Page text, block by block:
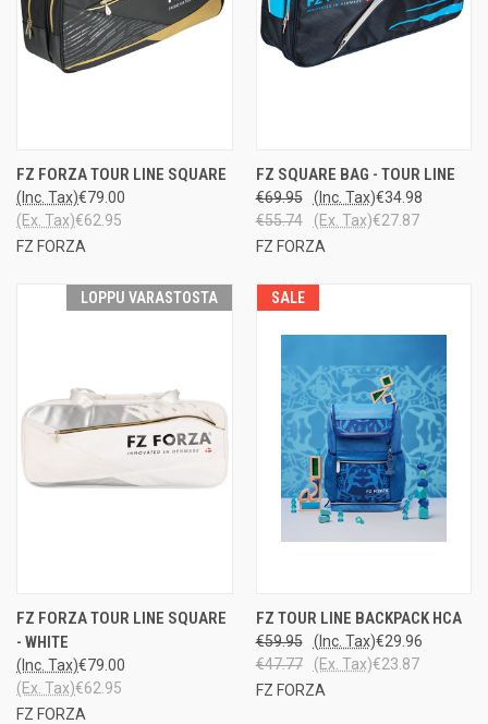
FZ FORZA TOUR LINE SQUARE
€79.00
(Inc. Tax)
€62.95
(Ex. Tax)
FZ FORZA
FZ SQUARE BAG - TOUR LINE
€69.95 €34.98
(Inc. Tax)
€55.74
€27.87
(Ex. Tax)
FZ FORZA
LOPPU VARASTOSTA
FZ FORZA TOUR LINE SQUARE
- WHITE
€79.00
(Inc. Tax)
€62.95
(Ex. Tax)
FZ FORZA
SALE
FZ TOUR LINE BACKPACK HCA
€59.95 €29.96
(Inc. Tax)
€47.77
€23.87
(Ex. Tax)
FZ FORZA